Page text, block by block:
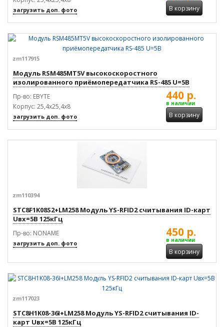
загрузить доп. фото В корзину
zm117915
Модуль RSM485MT5V высокоскоростного
изолированного приёмопередатчика RS-485 U=5В
Пр-во: EBYTE
Корпус: 25,4x25,4x8
загрузить доп. фото
440 р.
в наличии
В корзину
zm110394
STC8F1K08S2+LM258 Модуль YS-RFID2 считывания ID-карт
Uвх=5В 125кГц
Пр-во: NONAME
загрузить доп. фото
450 р.
в наличии
В корзину
zm117023
STC8H1K08-36I+LM258 Модуль YS-RFID2 считывания ID-
карт Uвх=5В 125кГц